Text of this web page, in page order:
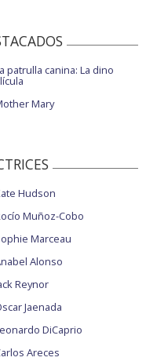
patrulla canina: La dino
Mary
Hudson
Muñoz-Cobo
Marceau
Alonso
Reynor
Jaenada
DiCaprio
Areces